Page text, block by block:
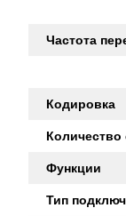
Частота
Кодировка
Количество
Функции
Тип